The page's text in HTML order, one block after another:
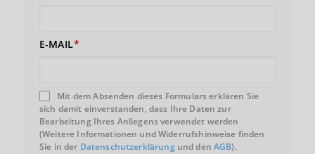
E-MAIL
Mit dem Absenden dieses Formulars erklären Sie
sich damit einverstanden, dass Ihre Daten zur
Bearbeitung Ihres Anliegens verwendet werden
(Weitere Informationen und Widerrufshinweise finden
Sie in der Datenschutzerklärungund denAGB).